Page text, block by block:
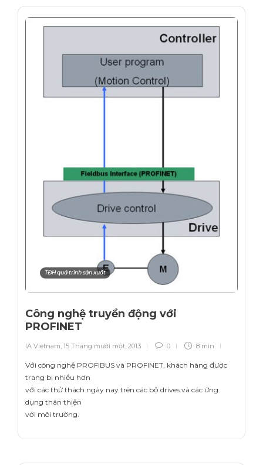
TĐH quá trình sản xuất
Công nghệ truyền động với
PROFINET
IA Vietnam, 15 Tháng mười một, 2013 0 8 min
Với công nghệ PROFIBUS và PROFINET, khách hàng được
trang bị nhiều hơn
với các thử thách ngày nay trên các bộ drives và các ứng
dụng thân thiện
với môi trường.